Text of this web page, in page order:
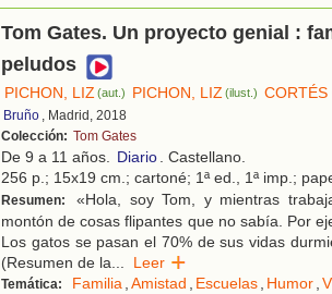
Tom Gates. Un proyecto genial :
peludos
PICHON, LIZ(aut.) PICHON, LIZ(ilust.) CORTÉS
Bruño , Madrid, 2018
Colección: Tom Gates
De 9 a 11 años. Diario. Castellano.
256 p.; 15x19 cm.; cartoné; 1ª ed., 1ª imp.;
Resumen:
«Hola, soy Tom, y mientras
montón de cosas flipantes que no sabía. Por
Los gatos se pasan el 70% de sus vidas
(Resumen de la... Leer
Temática: Familia,Amistad , Escuelas, Humor,